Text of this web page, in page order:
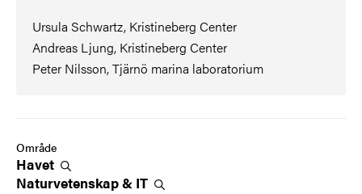
Ursula Schwartz, Kristineberg Center
Andreas Ljung, Kristineberg Center
Peter Nilsson, Tjärnö marina laboratorium
Område
Havet
Naturvetenskap & IT